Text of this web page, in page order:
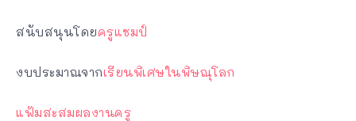
สนับสนุนโดยครูแชมป์
งบประมาณจากเรียนพิเศษในพิษณุโลก
แฟ้มสะสมผลงานครู